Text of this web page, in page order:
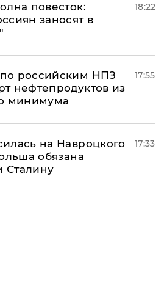
повесток:
заносят в
18:22
российским НПЗ
нефтепродуктов из
минимума
17:55
на Навроцкого
обязана
Сталину
17:33